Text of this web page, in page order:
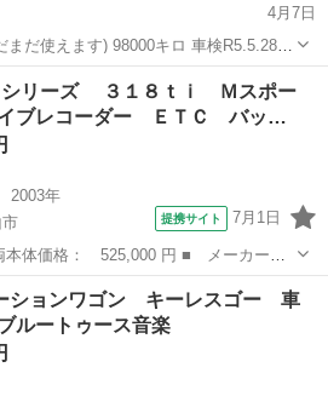
4月7日
まだ使えます) 98000キロ 車検R5.5.28
ば秋田の方で。 詳しいことは聞いてく
でもいいです。
格安
シリーズ ３１８ｔｉ Ｍスポー
ブレコーダー ＥＴＣ バッ…
2003年
提携サイト 7月1日
シリーズ ■ グレード名： ３１８
レコーダー ＥＴＣ バックカメラ ア
ションワゴン キーレスゴー 車
ルートゥース音楽